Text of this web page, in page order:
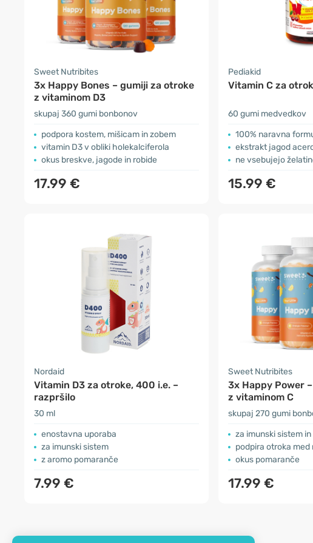
Sweet Nutribites
3x Happy Bones – gumiji za otroke
z vitaminom D3
skupaj 360 gumi bonbonov
podpora kostem, mišicam in zobem
vitamin D3 v obliki holekalciferola
okus breskve, jagode in robide
17.99 €
Pediakid
Vitamin C za
60 gumi medvedkov
100% naravna
ekstrakt jagod
ne vsebujejo
15.99 €
Nordaid
Vitamin D3 za otroke, 400 i.e. –
razpršilo
30 ml
enostavna uporaba
za imunski sistem
z aromo pomaranče
7.99 €
Sweet Nutribites
3x Happy Power
z vitaminom C
skupaj 270 gumi
za imunski sistem
podpira otroka
okus pomaranče
17.99 €